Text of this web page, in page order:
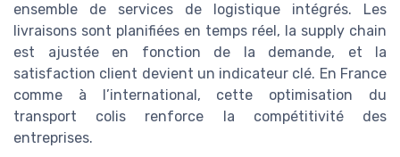
ensemble de services de logistique intégrés. Les
livraisons sont planifiées en temps réel, la supply chain
est ajustée en fonction de la demande, et la
satisfaction client devient un indicateur clé. En France
comme à l’international, cette optimisation du
transport colis renforce la compétitivité des
entreprises.